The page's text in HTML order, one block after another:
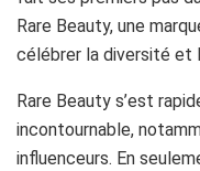
Rare Beauty, une
célébrer la diversité et
Rare Beauty s’est
incontournable,
influenceurs. En